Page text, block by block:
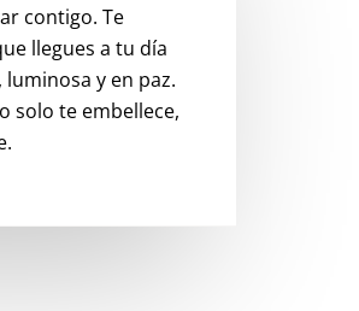
contigo. Te
llegues a tu día
y en paz.
solo te embellece,